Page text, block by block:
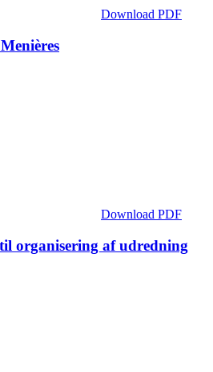
Download PDF
Download PDF
organisering af udredning